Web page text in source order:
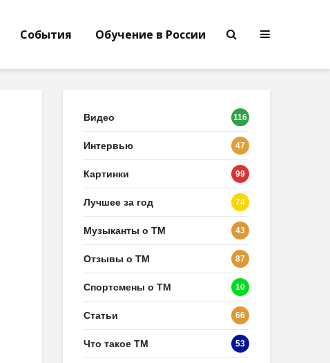
События Обучение в России
Видео 116
Интервью 47
Картинки 99
Лучшее за год 74
Музыканты о ТМ 43
Отзывы о ТМ 87
Спортсмены о ТМ 10
Статьи 66
Что такое ТМ 53